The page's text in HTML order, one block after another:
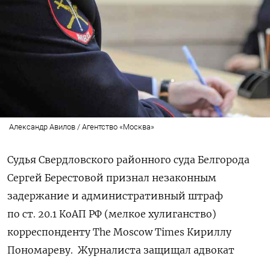
Александр Авилов / Агентство «Москва»
Судья Свердловского районного суда Белгорода
Сергей Берестовой признал незаконным
задержание и административный штраф
по ст. 20.1 КоАП РФ (мелкое хулиганство)
корреспонденту The Moscow Times Кириллу
Пономареву. Журналиста защищал адвокат